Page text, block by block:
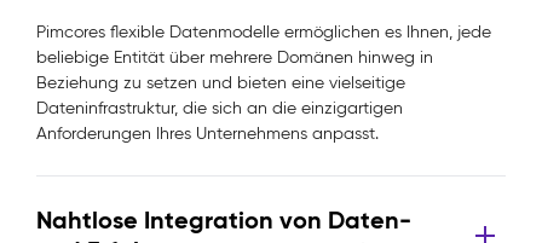
Pimcores flexible Datenmodelle ermöglichen es Ihnen, jede
beliebige Entität über mehrere Domänen hinweg in
Beziehung zu setzen und bieten eine vielseitige
Dateninfrastruktur, die sich an die einzigartigen
Anforderungen Ihres Unternehmens anpasst.
Nahtlose Integration von Daten-